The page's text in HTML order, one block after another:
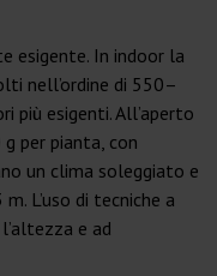
esigente. In indoor la
nell’ordine di 550–
più esigenti. All’aperto
per pianta, con
un clima soleggiato e
L’uso di tecniche a
e ad